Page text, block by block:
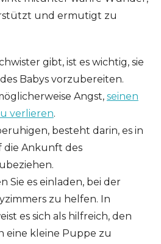
und ermutigt zu
gibt, ist es wichtig, sie
Babys vorzubereiten.
Angst, seinen
verlieren.
besteht darin, es in
die Ankunft des
Sie es einladen, bei der
zu helfen. In
es sich als hilfreich, den
eine kleine Puppe zu